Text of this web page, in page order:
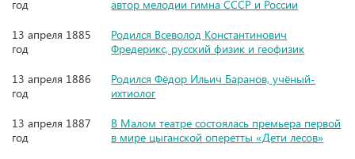
год
автор мелодии гимна СССР и России
13 апреля 1885
год
Родился Всеволод Константинович
Фредерикс, русский физик и геофизик
13 апреля 1886
год
Родился Фёдор Ильич Баранов, учёный-
ихтиолог
13 апреля 1887
год
В Малом театре состоялась премьера первой
в мире цыганской оперетты «Дети лесов»